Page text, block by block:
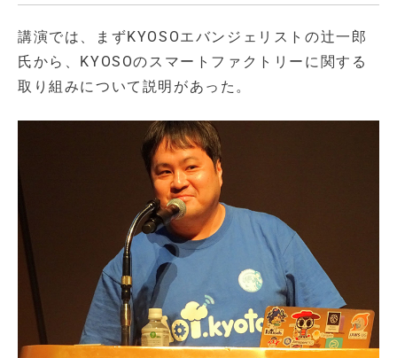
講演では、まずKYOSOエバンジェリストの辻一郎
氏から、KYOSOのスマートファクトリーに関する
取り組みについて説明があった。